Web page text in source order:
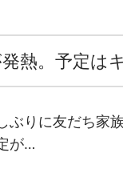
熱。予定は
ぶりに友だち家
が…